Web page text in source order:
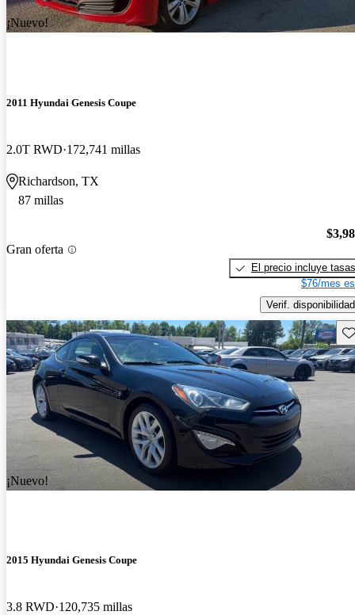
¡Nuevo!
2011 Hyundai Genesis Coupe
2.0T RWD 172,741 millas
Richardson, TX
87 millas
Gran oferta
El precio incluye tasas
$76/mes
Verif. disponibilidad
¡Nuevo!
2015 Hyundai Genesis Coupe
3.8 RWD 120,735 millas